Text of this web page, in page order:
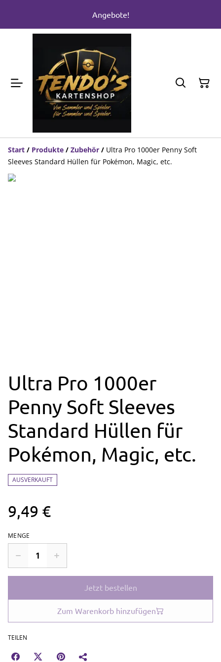
Angebote!
Start / Produkte / Zubehör / Ultra Pro 1000er Penny Soft
Sleeves Standard Hüllen für Pokémon, Magic, etc.
Ultra Pro 1000er
Penny Soft Sleeves
Standard Hüllen für
Pokémon, Magic, etc.
AUSVERKAUFT
9,49 €
MENGE
Jetzt bestellen
Zum Warenkorb hinzufügen
TEILEN